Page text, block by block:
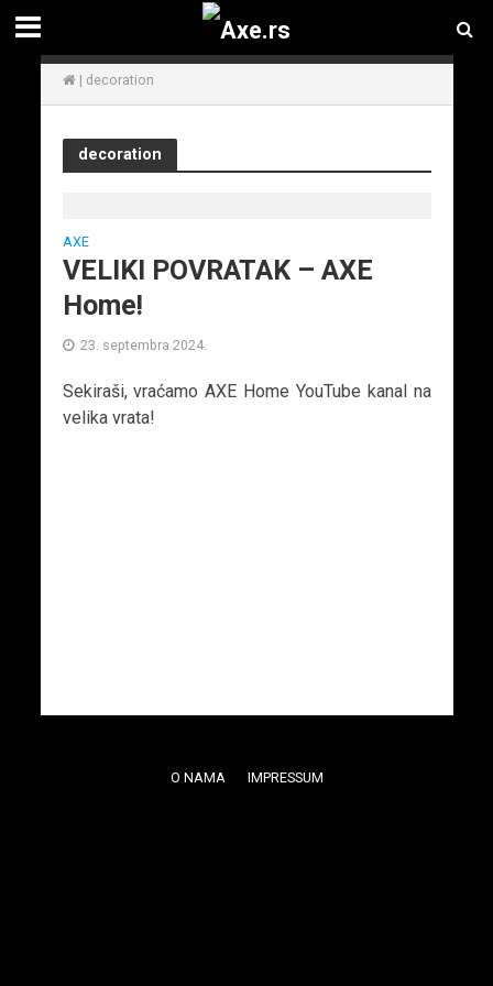
| decoration
decoration
AXE
VELIKI POVRATAK – AXE
Home!
23. septembra 2024.
Sekiraši, vraćamo AXE Home YouTube kanal na
velika vrata!
O NAMA IMPRESSUM